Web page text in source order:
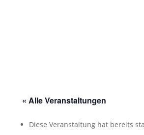
« Alle Veranstaltungen
Diese Veranstaltung hat bereits